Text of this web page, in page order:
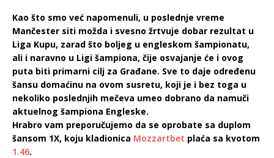
Kao što smo već napomenuli, u poslednje vreme
Mančester siti možda i svesno žrtvuje dobar rezultat u
Liga Kupu, zarad što boljeg u engleskom šampionatu,
ali i naravno u Ligi šampiona, čije osvajanje će i ovog
puta biti primarni cilj za Građane. Sve to daje određenu
šansu domaćinu na ovom susretu, koji je i bez toga u
nekoliko poslednjih mečeva umeo dobrano da namuči
aktuelnog šampiona Engleske.
Hrabro vam preporučujemo da se oprobate sa duplom
šansom 1X, koju kladionica Mozzartbet plaća sa kvotom
1.46.